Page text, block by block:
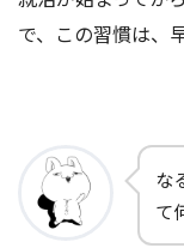
で、この習慣は、
な
て